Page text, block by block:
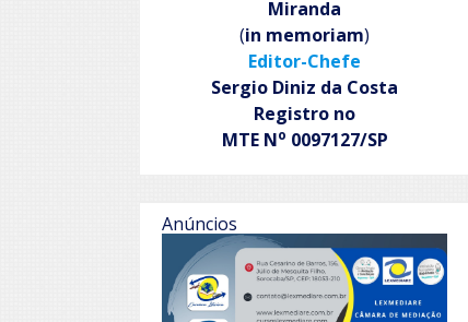
Miranda
(in memoriam)
Editor-Chefe
Sergio Diniz da Costa
Registro no
MTE No 0097127/SP
Anúncios